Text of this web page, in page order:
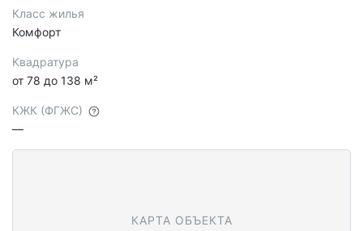
Класс жилья
Комфорт
Квадратура
от 78 до 138 м²
КЖК (ФГЖС)
—
КАРТА ОБЪЕКТА